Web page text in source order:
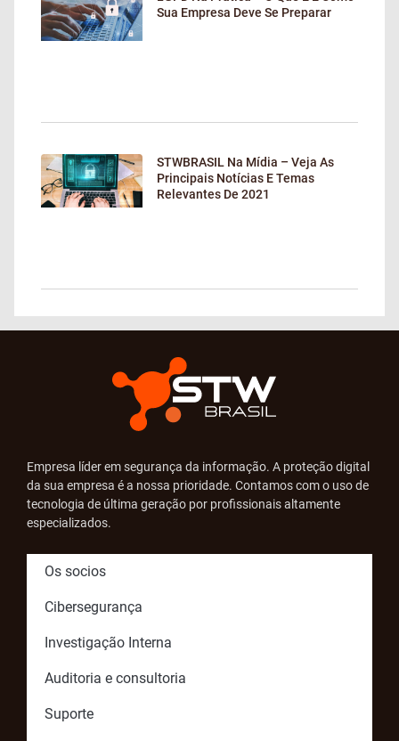
Sua Empresa Deve Se Preparar
STWBRASIL Na Mídia – Veja As
Principais Notícias E Temas
Relevantes De 2021
Empresa líder em segurança da informação. A proteção digital
da sua empresa é a nossa prioridade. Contamos com o uso de
tecnologia de última geração por profissionais altamente
especializados.
Os socios
Cibersegurança
Investigação Interna
Auditoria e consultoria
Suporte